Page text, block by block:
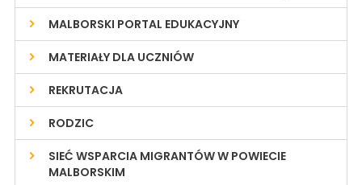
MALBORSKI PORTAL EDUKACYJNY
MATERIAŁY DLA UCZNIÓW
REKRUTACJA
RODZIC
SIEĆ WSPARCIA MIGRANTÓW W POWIECIE
MALBORSKIM